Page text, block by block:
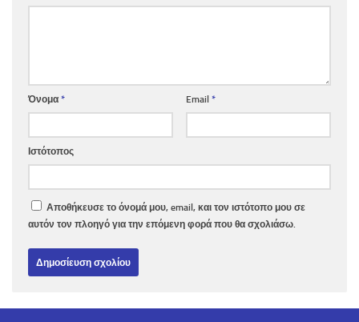
Όνομα * Email *
Ιστότοπος
Αποθήκευσε το όνομά μου, email, και τον ιστότοπο μου σε
αυτόν τον πλοηγό για την επόμενη φορά που θα σχολιάσω.